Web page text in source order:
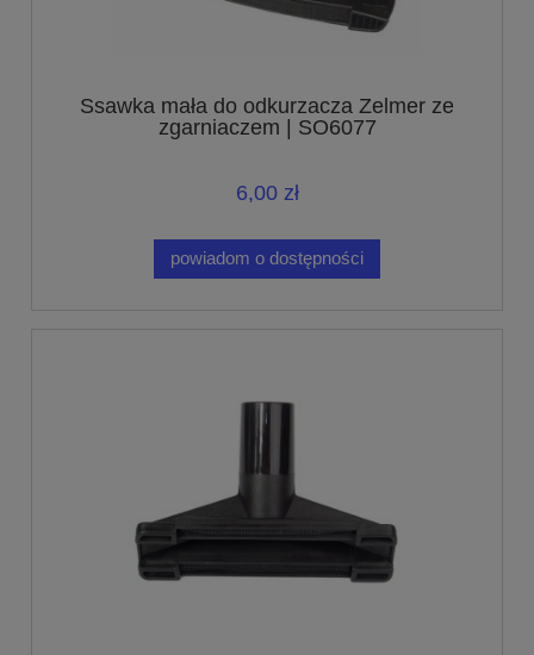
Ssawka mała do odkurzacza Zelmer ze
zgarniaczem | SO6077
6,00 zł
powiadom o dostępności